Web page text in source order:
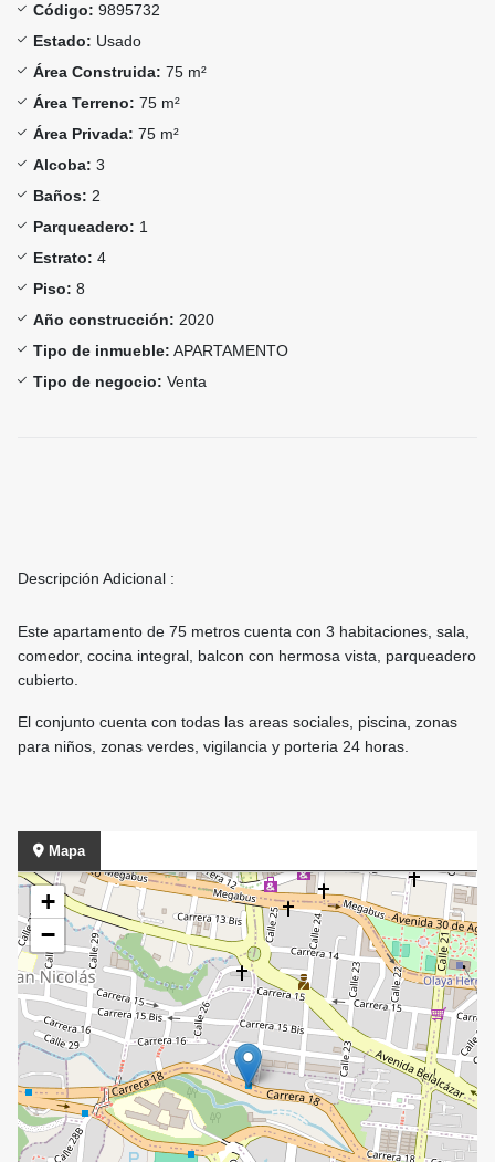
Código: 9895732
Estado: Usado
Área Construida: 75 m²
Área Terreno: 75 m²
Área Privada: 75 m²
Alcoba: 3
Baños: 2
Parqueadero: 1
Estrato: 4
Piso: 8
Año construcción: 2020
Tipo de inmueble: APARTAMENTO
Tipo de negocio: Venta
Descripción Adicional :
Este apartamento de 75 metros cuenta con 3 habitaciones, sala,
comedor, cocina integral, balcon con hermosa vista, parqueadero
cubierto.
El conjunto cuenta con todas las areas sociales, piscina, zonas
para niños, zonas verdes, vigilancia y porteria 24 horas.
Mapa
+
−